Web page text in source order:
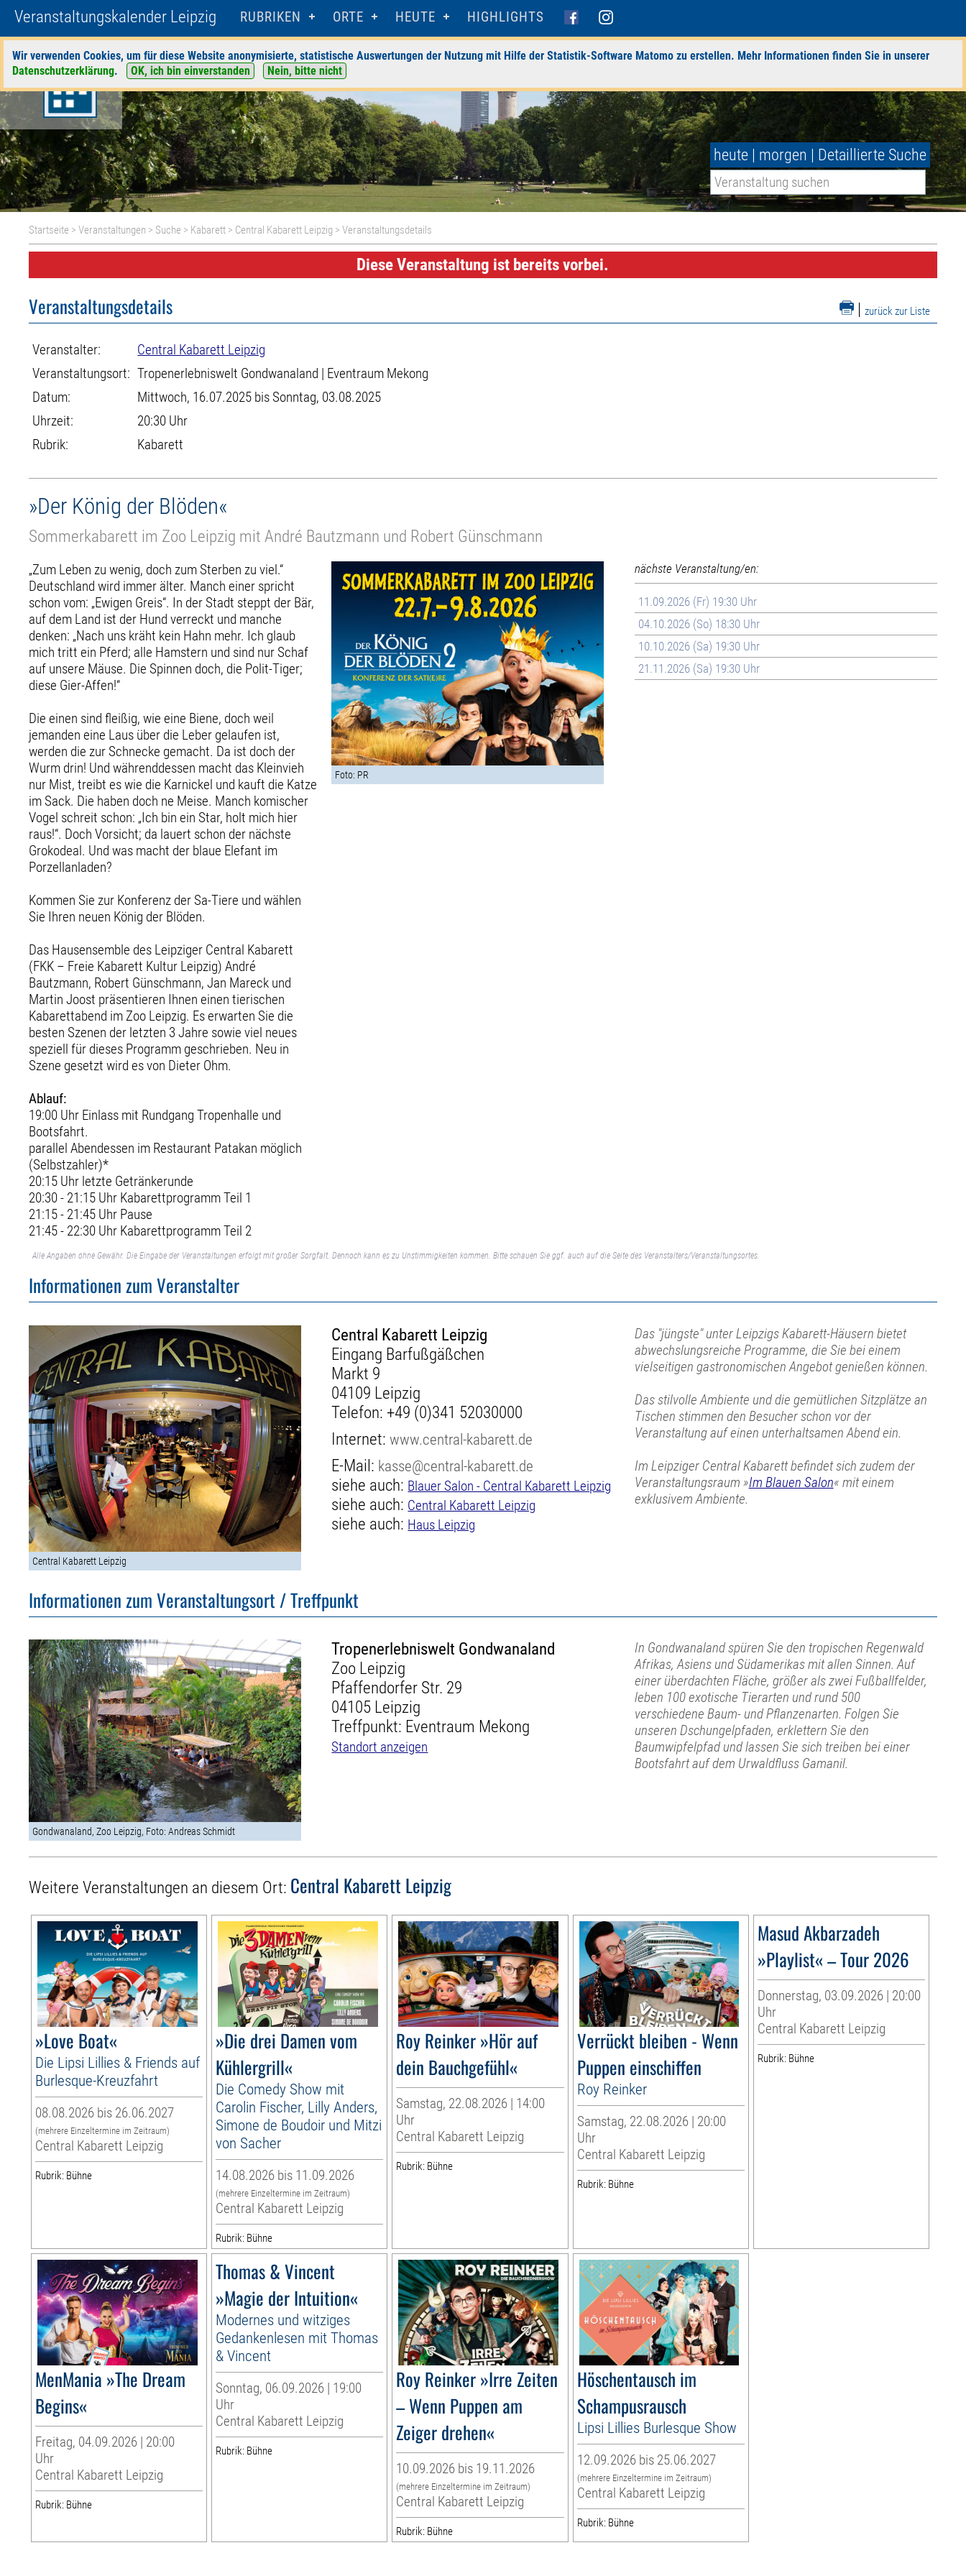
Veranstaltungskalender Leipzig RUBRIKEN ORTE HEUTE HIGHLIGHTS
Wir verwenden Cookies, um für diese Website anonymisierte, statistische Auswertungen der Nutzung mit Hilfe der Statistik-Software Matomo zu erstellen. Mehr Informationen finden Sie in unserer
Datenschutzerklärung. OK, ich bin einverstanden Nein, bitte nicht
heute | morgen | Detaillierte Suche
Startseite >Veranstaltungen > Suche > Kabarett > Central Kabarett Leipzig > Veranstaltungsdetails
Diese Veranstaltung ist bereits vorbei.
| zurück zur Liste
Veranstaltungsdetails
Veranstalter:
Central Kabarett Leipzig
Veranstaltungsort: Tropenerlebniswelt Gondwanaland | Eventraum Mekong
Datum:
Mittwoch, 16.07.2025 bis Sonntag, 03.08.2025
Uhrzeit:
20:30 Uhr
Rubrik:
Kabarett
»Der König der Blöden«
Sommerkabarett im Zoo Leipzig mit André Bautzmann und Robert Günschmann
„Zum Leben zu wenig, doch zum Sterben zu viel.“
Deutschland wird immer älter. Manch einer spricht
schon vom: „Ewigen Greis“. In der Stadt steppt der Bär,
auf dem Land ist der Hund verreckt und manche
denken: „Nach uns kräht kein Hahn mehr. Ich glaub
mich tritt ein Pferd; alle Hamstern und sind nur Schaf
auf unsere Mäuse. Die Spinnen doch, die Polit-Tiger;
diese Gier-Affen!“
Die einen sind fleißig, wie eine Biene, doch weil
jemanden eine Laus über die Leber gelaufen ist,
werden die zur Schnecke gemacht. Da ist doch der
Wurm drin! Und währenddessen macht das Kleinvieh
nur Mist, treibt es wie die Karnickel und kauft die Katze
im Sack. Die haben doch ne Meise. Manch komischer
Vogel schreit schon: „Ich bin ein Star, holt mich hier
raus!“. Doch Vorsicht; da lauert schon der nächste
Grokodeal. Und was macht der blaue Elefant im
Porzellanladen?
Kommen Sie zur Konferenz der Sa-Tiere und wählen
Sie Ihren neuen König der Blöden.
Das Hausensemble des Leipziger Central Kabarett
(FKK – Freie Kabarett Kultur Leipzig) André
Bautzmann, Robert Günschmann, Jan Mareck und
Martin Joost präsentieren Ihnen einen tierischen
Kabarettabend im Zoo Leipzig. Es erwarten Sie die
besten Szenen der letzten 3 Jahre sowie viel neues
speziell für dieses Programm geschrieben. Neu in
Szene gesetzt wird es von Dieter Ohm.
Ablauf:
19:00 Uhr Einlass mit Rundgang Tropenhalle und
Bootsfahrt.
parallel Abendessen im Restaurant Patakan möglich
(Selbstzahler)*
20:15 Uhr letzte Getränkerunde
20:30 - 21:15 Uhr Kabarettprogramm Teil 1
21:15 - 21:45 Uhr Pause
21:45 - 22:30 Uhr Kabarettprogramm Teil 2
Foto: PR
nächste Veranstaltung/en:
11.09.2026 (Fr) 19:30 Uhr
04.10.2026 (So) 18:30 Uhr
10.10.2026 (Sa) 19:30 Uhr
21.11.2026 (Sa) 19:30 Uhr
Alle Angaben ohne Gewähr. Die Eingabe der Veranstaltungen erfolgt mit großer Sorgfalt. Dennoch kann es zu Unstimmigkeiten kommen. Bitte schauen Sie ggf. auch auf die Seite des Veranstalters/Veranstaltungsortes.
Informationen zum Veranstalter
Central Kabarett Leipzig
Central Kabarett Leipzig
Eingang Barfußgäßchen
Markt 9
04109 Leipzig
Telefon: +49 (0)341 52030000
Internet:www.central-kabarett.de
E-Mail: kasse@central-kabarett.de
siehe auch: Blauer Salon - Central Kabarett Leipzig
siehe auch: Central Kabarett Leipzig
siehe auch: Haus Leipzig
Das "jüngste" unter Leipzigs Kabarett-Häusern bietet
abwechslungsreiche Programme, die Sie bei einem
vielseitigen gastronomischen Angebot genießen können.
Das stilvolle Ambiente und die gemütlichen Sitzplätze an
Tischen stimmen den Besucher schon vor der
Veranstaltung auf einen unterhaltsamen Abend ein.
Im Leipziger Central Kabarett befindet sich zudem der
Veranstaltungsraum »Im Blauen Salon« mit einem
exklusivem Ambiente.
Informationen zum Veranstaltungsort / Treffpunkt
Gondwanaland, Zoo Leipzig, Foto: Andreas Schmidt
Tropenerlebniswelt Gondwanaland
Zoo Leipzig
Pfaffendorfer Str. 29
04105 Leipzig
Treffpunkt: Eventraum Mekong
Standort anzeigen
In Gondwanaland spüren Sie den tropischen Regenwald
Afrikas, Asiens und Südamerikas mit allen Sinnen. Auf
einer überdachten Fläche, größer als zwei Fußballfelder,
leben 100 exotische Tierarten und rund 500
verschiedene Baum- und Pflanzenarten. Folgen Sie
unseren Dschungelpfaden, erklettern Sie den
Baumwipfelpfad und lassen Sie sich treiben bei einer
Bootsfahrt auf dem Urwaldfluss Gamanil.
Weitere Veranstaltungen an diesem Ort: Central Kabarett Leipzig
»Love Boat«
Die Lipsi Lillies & Friends auf
Burlesque-Kreuzfahrt
08.08.2026 bis 26.06.2027
(mehrere Einzeltermine im Zeitraum)
Central Kabarett Leipzig
Rubrik: Bühne
»Die drei Damen vom
Kühlergrill«
Die Comedy Show mit
Carolin Fischer, Lilly Anders,
Simone de Boudoir und Mitzi
von Sacher
14.08.2026 bis 11.09.2026
(mehrere Einzeltermine im Zeitraum)
Central Kabarett Leipzig
Rubrik: Bühne
Roy Reinker »Hör auf
dein Bauchgefühl«
Samstag, 22.08.2026 | 14:00
Uhr
Central Kabarett Leipzig
Rubrik: Bühne
Verrückt bleiben - Wenn
Puppen einschiffen
Roy Reinker
Samstag, 22.08.2026 | 20:00
Uhr
Central Kabarett Leipzig
Rubrik: Bühne
Masud Akbarzadeh
»Playlist« – Tour 2026
Donnerstag, 03.09.2026 | 20:00
Uhr
Central Kabarett Leipzig
Rubrik: Bühne
MenMania »The Dream
Begins«
Freitag, 04.09.2026 | 20:00
Uhr
Central Kabarett Leipzig
Rubrik: Bühne
Thomas & Vincent
»Magie der Intuition«
Modernes und witziges
Gedankenlesen mit Thomas
& Vincent
Sonntag, 06.09.2026 | 19:00
Uhr
Central Kabarett Leipzig
Rubrik: Bühne
Roy Reinker »Irre Zeiten
– Wenn Puppen am
Zeiger drehen«
10.09.2026 bis 19.11.2026
(mehrere Einzeltermine im Zeitraum)
Central Kabarett Leipzig
Rubrik: Bühne
Höschentausch im
Schampusrausch
Lipsi Lillies Burlesque Show
12.09.2026 bis 25.06.2027
(mehrere Einzeltermine im Zeitraum)
Central Kabarett Leipzig
Rubrik: Bühne